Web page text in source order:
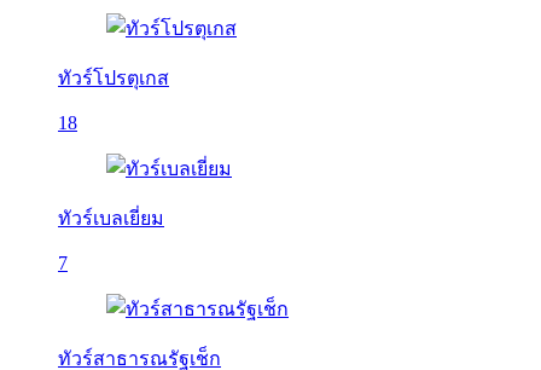
ทัวร์โปรตุเกส
18
ทัวร์เบลเยี่ยม
7
ทัวร์สาธารณรัฐเช็ก